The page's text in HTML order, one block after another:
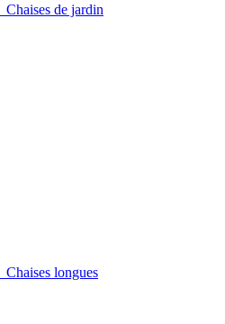
Chaises de jardin
Chaises longues